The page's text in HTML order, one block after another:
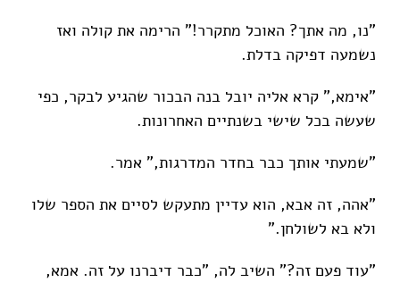
"נו, מה אתך? האוכל מתקרר!” הרימה את קולה ואז
נשמעה דפיקה בדלת.
"אימא,” קרא אליה יובל בנה הבכור שהגיע לבקר, כפי
שעשה בכל שישי בשנתיים האחרונות.
"שמעתי אותך כבר בחדר המדרגות,” אמר.
"אהה, זה אבא, הוא עדיין מתעקש לסיים את הספר שלו
ולא בא לשולחן.”
"עוד פעם זה?” השיב לה, "כבר דיברנו על זה. אמא,